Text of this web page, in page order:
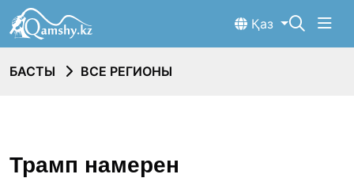
Қаз
БАСТЫ ВСЕ РЕГИОНЫ
Трамп намерен